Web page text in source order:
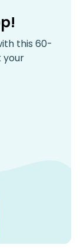
this 60-
your